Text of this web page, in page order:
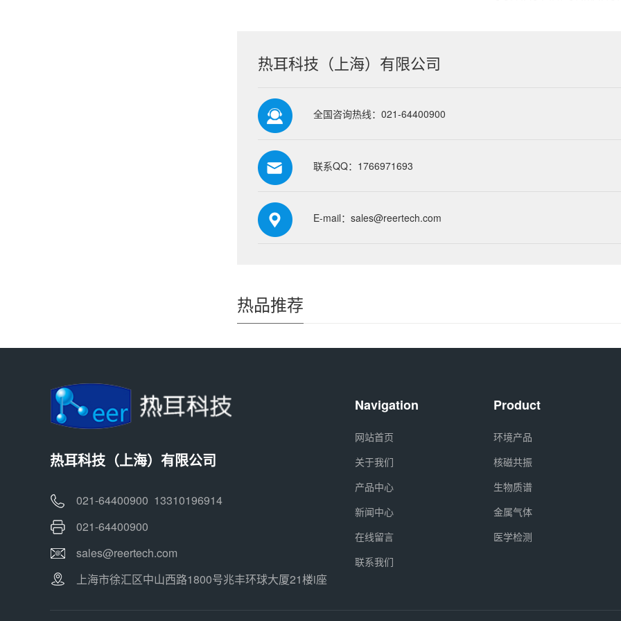
热耳科技（上海）有限公司
全国咨询热线：021-64400900
联系QQ：1766971693
E-mail：sales@reertech.com
热品推荐
热耳科技（上海）有限公司
021-64400900 13310196914
021-64400900
sales@reertech.com
上海市徐汇区中山西路1800号兆丰环球大厦21楼i座
Navigation
网站首页
关于我们
产品中心
新闻中心
在线留言
联系我们
Product
环境产品
核磁共振
生物质谱
金属气体
医学检测